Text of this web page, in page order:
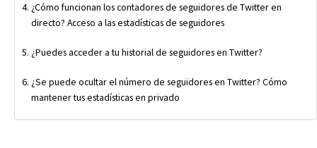
¿Cómo funcionan los contadores de seguidores de Twitter en
directo? Acceso a las estadísticas de seguidores
¿Puedes acceder a tu historial de seguidores en Twitter?
¿Se puede ocultar el número de seguidores en Twitter? Cómo
mantener tus estadísticas en privado